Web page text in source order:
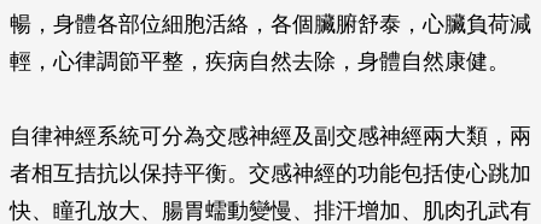
暢，身體各部位細胞活絡，各個臟腑舒泰，心臟負荷減
輕，心律調節平整，疾病自然去除，身體自然康健。
自律神經系統可分為交感神經及副交感神經兩大類，兩
者相互拮抗以保持平衡。交感神經的功能包括使心跳加
快、瞳孔放大、腸胃蠕動變慢、排汗增加、肌肉孔武有